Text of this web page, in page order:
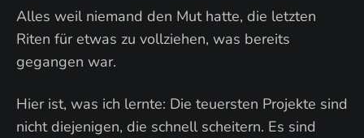
Alles weil niemand den Mut hatte, die letzten
Riten für etwas zu vollziehen, was bereits
gegangen war.
Hier ist, was ich lernte: Die teuersten Projekte sind
nicht diejenigen, die schnell scheitern. Es sind